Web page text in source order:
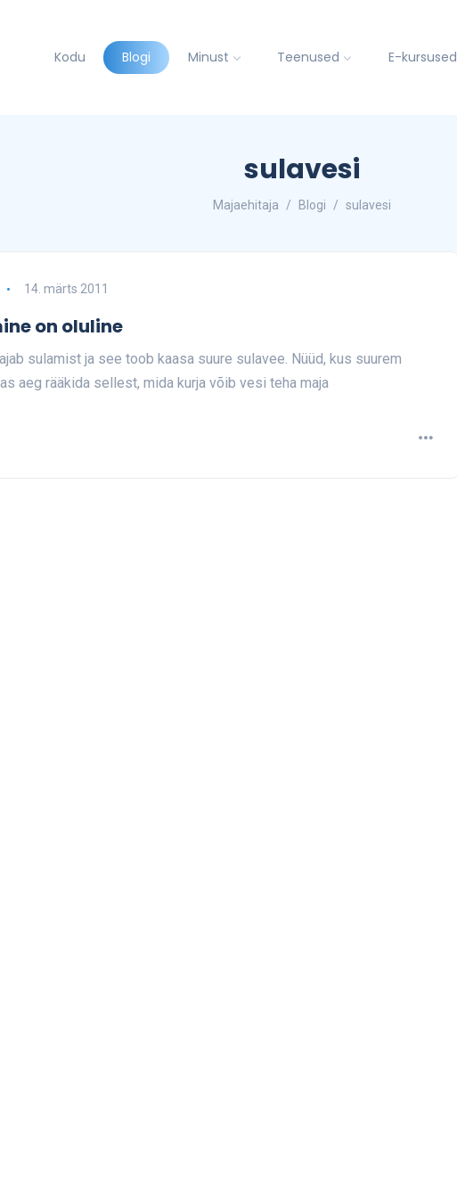
Kodu Blogi Minust Teenused E-kursused
sulavesi
Majaehitaja Blogi sulavesi
14. märts 2011
on oluline
sulamist ja see toob kaasa suure sulavee. Nüüd, kus suurem
aeg rääkida sellest, mida kurja võib vesi teha maja